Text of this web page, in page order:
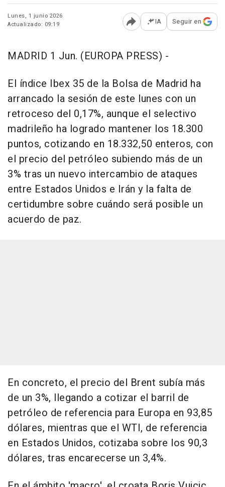
Lunes, 1 junio 2026
Actualizado: 09:19
Abrir opciones para
IA Seguir en
MADRID 1 Jun. (EUROPA PRESS) -
El índice Ibex 35 de la Bolsa de Madrid ha
arrancado la sesión de este lunes con un
retroceso del 0,17%, aunque el selectivo
madrileño ha logrado mantener los 18.300
puntos, cotizando en 18.332,50 enteros, con
el precio del petróleo subiendo más de un
3% tras un nuevo intercambio de ataques
entre Estados Unidos e Irán y la falta de
certidumbre sobre cuándo será posible un
acuerdo de paz.
En concreto, el precio del Brent subía más
de un 3%, llegando a cotizar el barril de
petróleo de referencia para Europa en 93,85
dólares, mientras que el WTI, de referencia
en Estados Unidos, cotizaba sobre los 90,3
dólares, tras encarecerse un 3,4%.